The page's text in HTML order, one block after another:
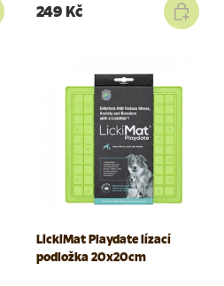
249 Kč
LickiMat Playdate lízací
podložka 20x20cm